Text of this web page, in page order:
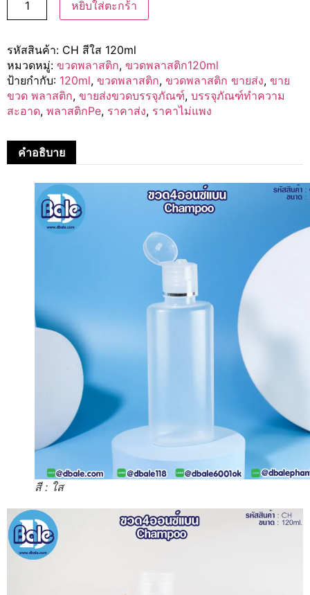
หยิบใส่ตะกร้า
รหัสสินค้า: CH สีใส 120ml
หมวดหมู่: ขวดพลาสติก, ขวดพลาสติก120ml
ป้ายกำกับ: 120ml, ขวดพลาสติก, ขวดพลาสติก ขายส่ง, ขาย
ขวด พลาสติก, ขายส่งขวดบรรจุภัณฑ์, บรรจุภัณฑ์ทำความ
สะอาด, พลาสติกPe, ราคาส่ง, ราคาไม่แพง
คำอธิบาย
สี : ใส